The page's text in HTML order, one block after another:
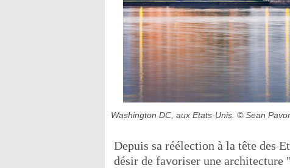
Washington DC, aux Etats-Unis. © Sean
Depuis sa réélection à la tête des
désir de favoriser une architecture "